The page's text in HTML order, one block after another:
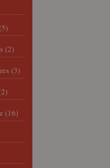
(2)
(3)
(16)